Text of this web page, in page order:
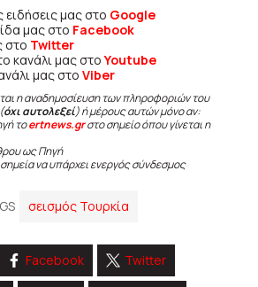
ειδήσεις μας στο Google
μας στο Facebook
στο Twitter
κανάλι μας στοYoutube
μας στο Viber
η αναδημοσίευση των πληροφοριών του
όχι αυτολεξεί) ή μέρους αυτών μόνο αν:
τοertnews.grστο σημείο όπου γίνεται η
ως Πηγή
να υπάρχει ενεργός σύνδεσμος
σεισμός Τουρκία
Facebook Twitter